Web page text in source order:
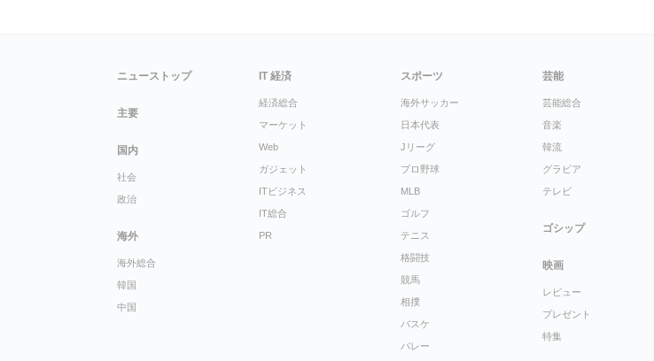
ニューストップ
主要
国内
社会
政治
海外
海外総合
韓国
中国
IT 経済
経済総合
マーケット
Web
ガジェット
ITビジネス
IT総合
PR
スポーツ
海外サッカー
日本代表
Jリーグ
プロ野球
MLB
ゴルフ
テニス
格闘技
競馬
相撲
バスケ
バレー
芸能
芸能総合
音楽
韓流
グラビア
テレビ
ゴシップ
映画
レビュー
プレゼント
特集